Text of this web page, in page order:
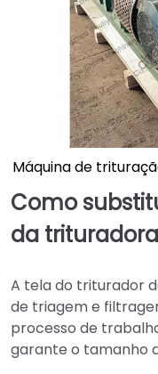
Máquina de
Como
da
A tela do triturador
de triagem e
processo de
garante o tamanho